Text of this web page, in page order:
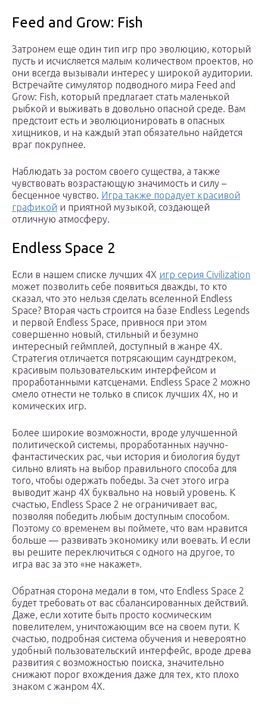
Feed and Grow: Fish
Затронем еще один тип игр про эволюцию, который
пусть и исчисляется малым количеством проектов, но
они всегда вызывали интерес у широкой аудитории.
Встречайте симулятор подводного мира Feed and
Grow: Fish, который предлагает стать маленькой
рыбкой и выживать в довольно опасной среде. Вам
предстоит есть и эволюционировать в опасных
хищников, и на каждый этап обязательно найдется
враг покрупнее.
Наблюдать за ростом своего существа, а также
чувствовать возрастающую значимость и силу –
бесценное чувство. Игра также порадует красивой
графикой и приятной музыкой, создающей
отличную атмосферу.
Endless Space 2
Если в нашем списке лучших 4X игр серия Civilization
может позволить себе появиться дважды, то кто
сказал, что это нельзя сделать вселенной Endless
Space? Вторая часть строится на базе Endless Legends
и первой Endless Space, привнося при этом
совершенно новый, стильный и безумно
интересный геймплей, доступный в жанре 4X.
Стратегия отличается потрясающим саундтреком,
красивым пользовательским интерфейсом и
проработанными катсценами. Endless Space 2 можно
смело отнести не только в список лучших 4X, но и
комических игр.
Более широкие возможности, вроде улучшенной
политической системы, проработанных научно-
фантастических рас, чьи история и биология будут
сильно влиять на выбор правильного способа для
того, чтобы одержать победы. За счет этого игра
выводит жанр 4X буквально на новый уровень. К
счастью, Endless Space 2 не ограничивает вас,
позволяя победить любым доступным способом.
Поэтому со временем вы поймете, что вам нравится
больше — развивать экономику или воевать. И если
вы решите переключиться с одного на другое, то
игра вас за это «не накажет».
Обратная сторона медали в том, что Endless Space 2
будет требовать от вас сбалансированных действий.
Даже, если хотите быть просто космическим
повелителем, уничтожающим все на своем пути. К
счастью, подробная система обучения и невероятно
удобный пользовательский интерфейс, вроде древа
развития с возможностью поиска, значительно
снижают порог вхождения даже для тех, кто плохо
знаком с жанром 4X.